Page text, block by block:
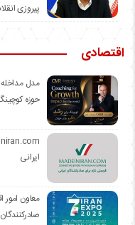
پیروزی
اقتصادی
حوزه
ایرانی
معاون امور